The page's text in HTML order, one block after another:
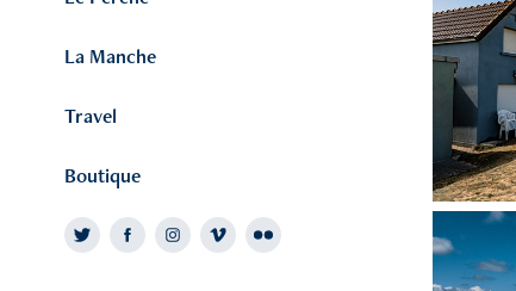
La Manche
Travel
Boutique